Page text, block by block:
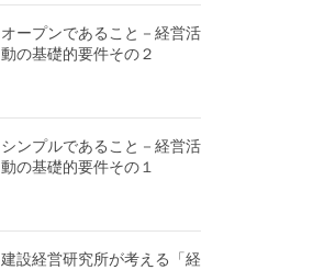
オープンであること－経営活
動の基礎的要件その２
シンプルであること－経営活
動の基礎的要件その１
建設経営研究所が考える「経